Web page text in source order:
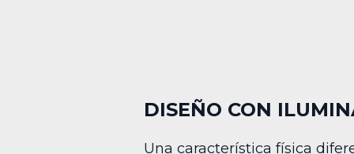
DISEÑO CON
Una característica física